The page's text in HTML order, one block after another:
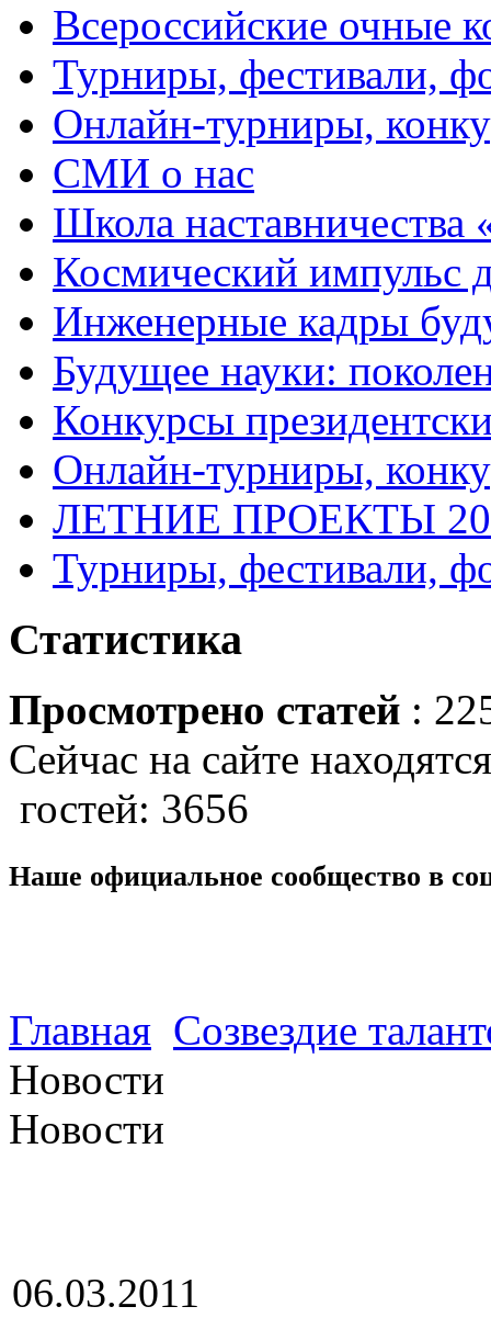
Всероссийские очные
Турниры, фестивали,
Онлайн-турниры,
СМИ о нас
Школа
Космический импульс
Инженерные кадры
Будущее науки:
Конкурсы
Онлайн-турниры,
ЛЕТНИЕ ПРОЕКТЫ
Турниры, фестивали,
Статистика
Просмотрено статей :
Сейчас на сайте
гостей: 3656
Наше официальное сообщество в
Главная Созвездие
Новости
Новости
06.03.2011